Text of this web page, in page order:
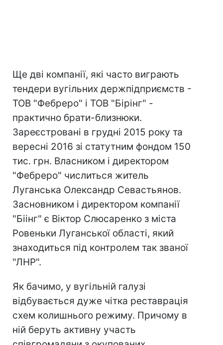
Ще дві компанії, які часто виграють
тендери вугільних держпідприємств -
ТОВ "Фебреро" і ТОВ "Бірінг" -
практично брати-близнюки.
Зареєстровані в грудні 2015 року та
вересні 2016 зі статутним фондом 150
тис. грн. Власником і директором
"Фебреро" числиться житель
Луганська Олександр Севастьянов.
Засновником і директором компанії
"Біінг" є Віктор Слюсаренко з міста
Ровеньки Луганської області, який
знаходиться під контролем так званої
"ЛНР".
Як бачимо, у вугільній галузі
відбувається дуже чітка реставрація
схем колишнього режиму. Причому в
ній беруть активну участь